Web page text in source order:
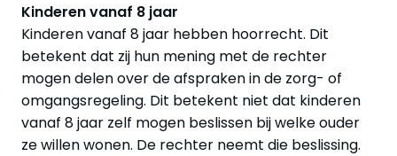
Kinderen vanaf 8 jaar
Kinderen vanaf 8 jaar hebben hoorrecht. Dit
betekent dat zij hun mening met de rechter
mogen delen over de afspraken in de zorg- of
omgangsregeling. Dit betekent niet dat kinderen
vanaf 8 jaar zelf mogen beslissen bij welke ouder
ze willen wonen. De rechter neemt die beslissing.